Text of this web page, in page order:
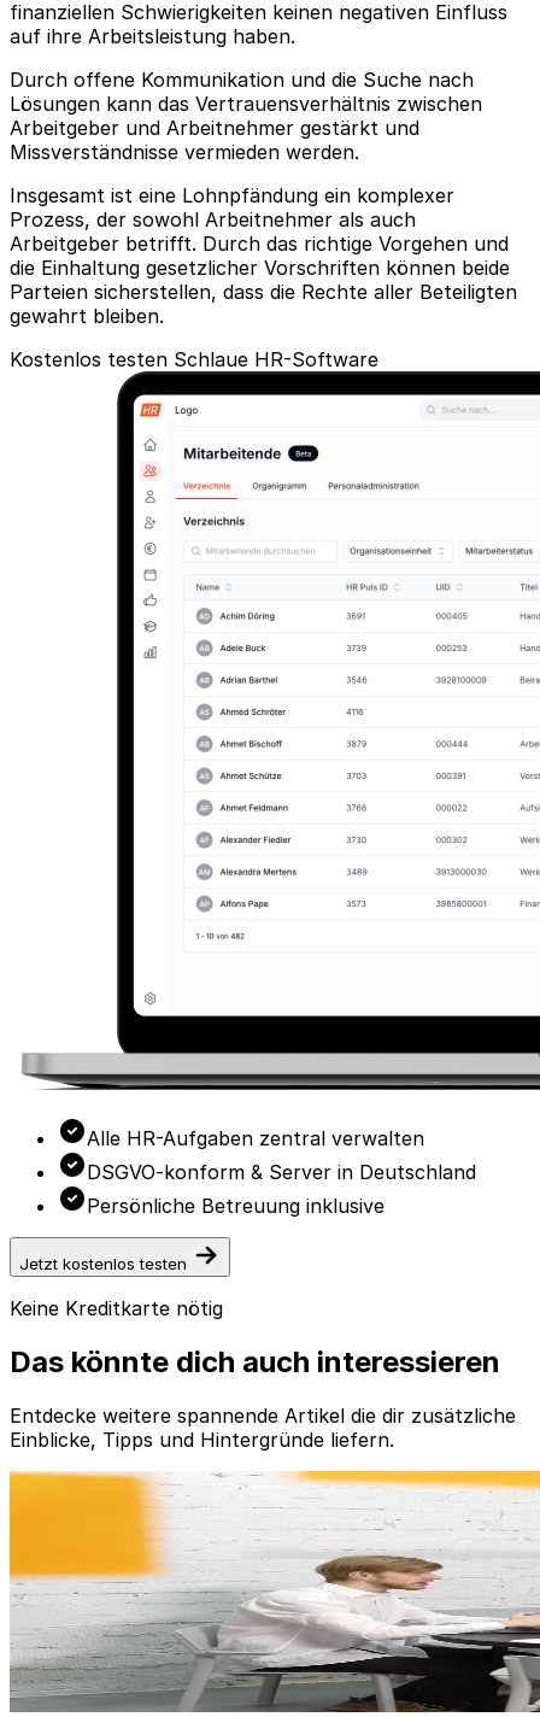
finanziellen Schwierigkeiten keinen negativen Einfluss
auf ihre Arbeitsleistung haben.
Durch offene Kommunikation und die Suche nach
Lösungen kann das Vertrauensverhältnis zwischen
Arbeitgeber und Arbeitnehmer gestärkt und
Missverständnisse vermieden werden.
Insgesamt ist eine Lohnpfändung ein komplexer
Prozess, der sowohl Arbeitnehmer als auch
Arbeitgeber betrifft. Durch das richtige Vorgehen und
die Einhaltung gesetzlicher Vorschriften können beide
Parteien sicherstellen, dass die Rechte aller Beteiligten
gewahrt bleiben.
Kostenlos testen Schlaue HR-Software
Alle HR-Aufgaben zentral verwalten
DSGVO-konform & Server in Deutschland
Persönliche Betreuung inklusive
Jetzt kostenlos testen
Keine Kreditkarte nötig
Das könnte dich auch interessieren
Entdecke weitere spannende Artikel die dir zusätzliche
Einblicke, Tipps und Hintergründe liefern.